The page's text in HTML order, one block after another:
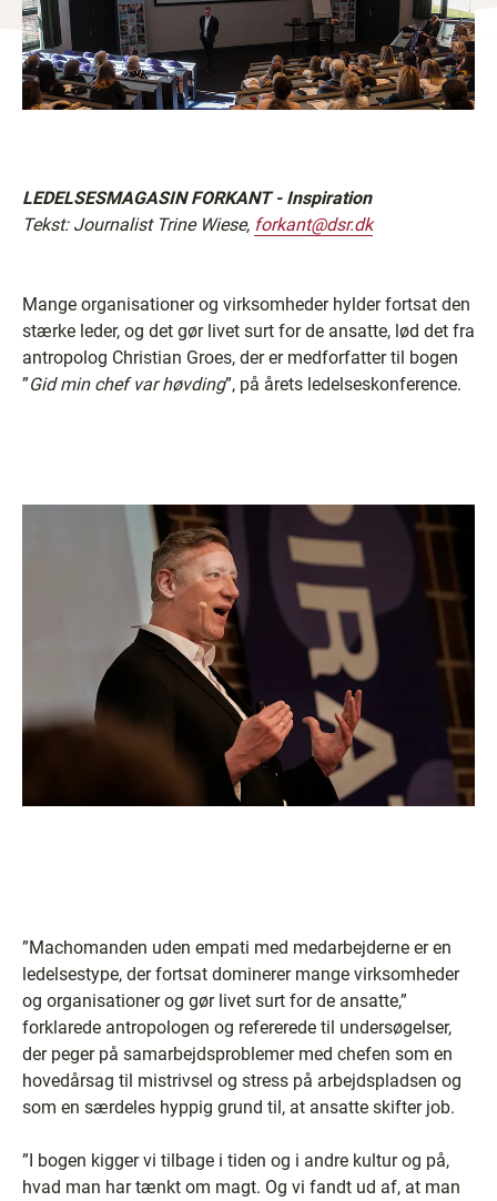
LEDELSESMAGASIN FORKANT - Inspiration
Tekst: Journalist Trine Wiese, forkant@dsr.dk
Mange organisationer og virksomheder hylder fortsat den
stærke leder, og det gør livet surt for de ansatte, lød det fra
antropolog Christian Groes, der er medforfatter til bogen
”Gid min chef var høvding”, på årets ledelseskonference.
”Machomanden uden empati med medarbejderne er en
ledelsestype, der fortsat dominerer mange virksomheder
og organisationer og gør livet surt for de ansatte,”
forklarede antropologen og refererede til undersøgelser,
der peger på samarbejdsproblemer med chefen som en
hovedårsag til mistrivsel og stress på arbejdspladsen og
som en særdeles hyppig grund til, at ansatte skifter job.
”I bogen kigger vi tilbage i tiden og i andre kultur og på,
hvad man har tænkt om magt. Og vi fandt ud af, at man